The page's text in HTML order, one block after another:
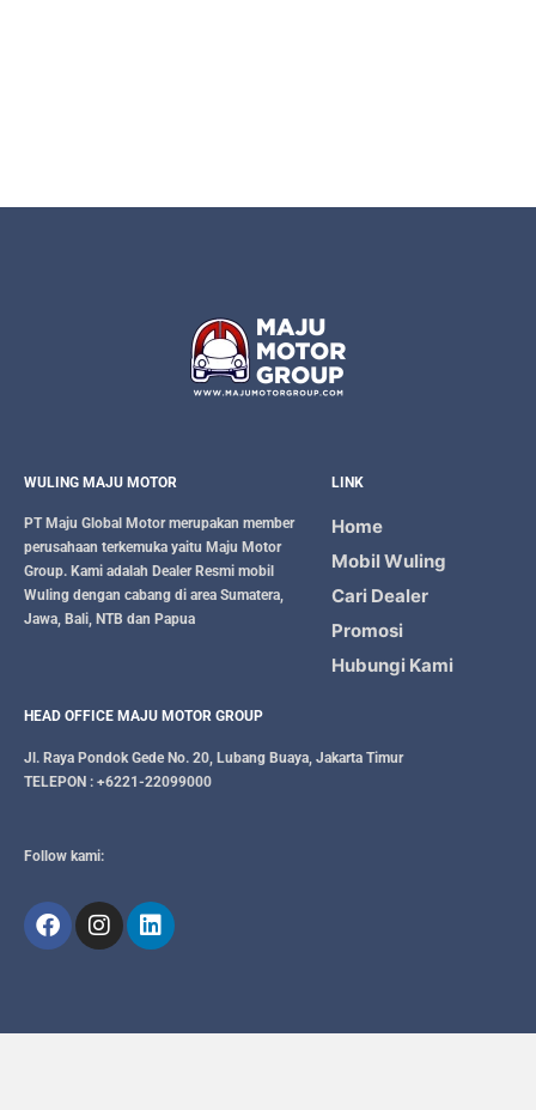
WULING MAJU MOTOR
PT Maju Global Motormerupakan member
perusahaan terkemuka yaitu Maju Motor
Group. Kami adalah Dealer Resmi mobil
Wuling dengan cabang di area Sumatera,
Jawa, Bali, NTB dan Papua
LINK
Home
Mobil Wuling
Cari Dealer
Promosi
Hubungi Kami
HEAD OFFICE MAJU MOTOR GROUP
Jl. Raya Pondok Gede No. 20, Lubang Buaya, Jakarta Timur
TELEPON : +6221-22099000
Follow kami: